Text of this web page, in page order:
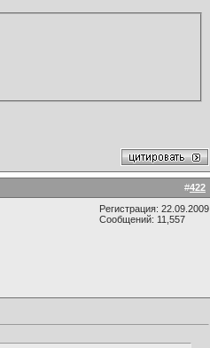
#422
Регистрация: 22.09.2009
Сообщений: 11,557